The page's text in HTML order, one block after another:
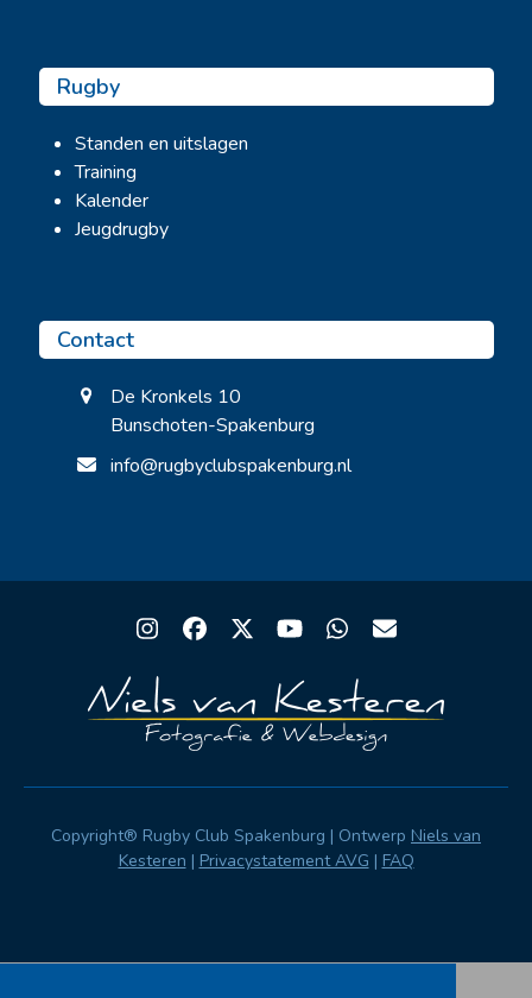
Rugby
Standen en uitslagen
Training
Kalender
Jeugdrugby
Contact
De Kronkels 10
Bunschoten-Spakenburg
info@rugbyclubspakenburg.nl
Instagram
Facebook
TwitterYouTubeWhatsapp
Email
Copyright® Rugby Club Spakenburg | Ontwerp Niels van
Kesteren | Privacystatement AVG | FAQ